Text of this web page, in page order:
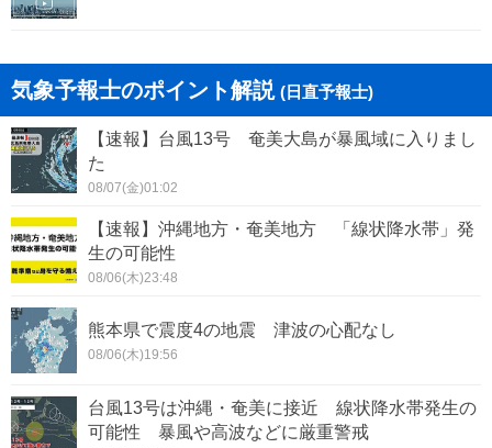
気象予報士のポイント解説 (日直予報士)
【速報】台風13号 奄美大島が暴風域に入りまし
た
08/07(金)01:02
【速報】沖縄地方・奄美地方 「線状降水帯」発
生の可能性
08/06(木)23:48
熊本県で震度4の地震 津波の心配なし
08/06(木)19:56
台風13号は沖縄・奄美に接近 線状降水帯発生の
可能性 暴風や高波などに厳重警戒